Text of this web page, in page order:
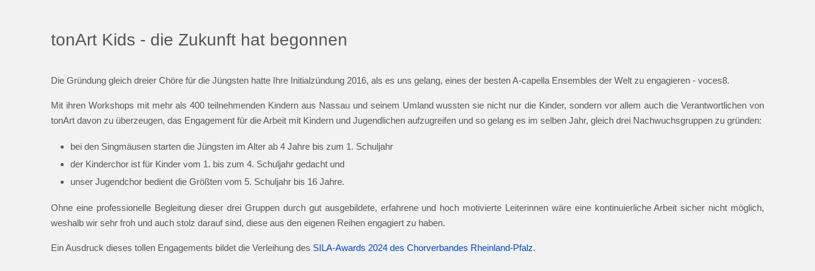
tonArt Kids - die Zukunft hat begonnen
Die Gründung gleich dreier Chöre für die Jüngsten hatte Ihre Initialzündung 2016, als es uns gelang, eines der besten A-capella Ensembles der Welt zu engagieren - voces8.
Mit ihren Workshops mit mehr als 400 teilnehmenden Kindern aus Nassau und seinem Umland wussten sie nicht nur die Kinder, sondern vor allem auch die Verantwortlichen von
tonArt davon zu überzeugen, das Engagement für die Arbeit mit Kindern und Jugendlichen aufzugreifen und so gelang es im selben Jahr, gleich drei Nachwuchsgruppen zu gründen:
bei den Singmäusen starten die Jüngsten im Alter ab 4 Jahre bis zum 1. Schuljahr
der Kinderchor ist für Kinder vom 1. bis zum 4. Schuljahr gedacht und
unser Jugendchor bedient die Größten vom 5. Schuljahr bis 16 Jahre.
Ohne eine professionelle Begleitung dieser drei Gruppen durch gut ausgebildete, erfahrene und hoch motivierte Leiterinnen wäre eine kontinuierliche Arbeit sicher nicht möglich,
weshalb wir sehr froh und auch stolz darauf sind, diese aus den eigenen Reihen engagiert zu haben.
Ein Ausdruck dieses tollen Engagements bildet die Verleihung des SILA-Awards 2024 des Chorverbandes Rheinland-Pfalz.